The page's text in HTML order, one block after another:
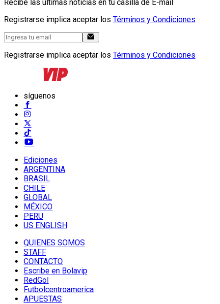
Recibe las últimas noticias en tu casilla de E-mail
Registrarse implica aceptar los Términos y Condiciones
Registrarse implica aceptar los Términos y Condiciones
síguenos
Ediciones
ARGENTINA
BRASIL
CHILE
GLOBAL
MÉXICO
PERU
US ENGLISH
QUIENES SOMOS
STAFF
CONTACTO
Escribe en Bolavip
RedGol
Futbolcentroamerica
APUESTAS